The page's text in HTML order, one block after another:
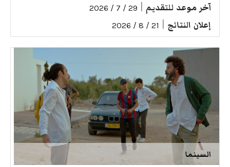
آخر موعد للتقديم 29 / 7 / 2026
إعلان النتائج 21 / 8 / 2026
السينما